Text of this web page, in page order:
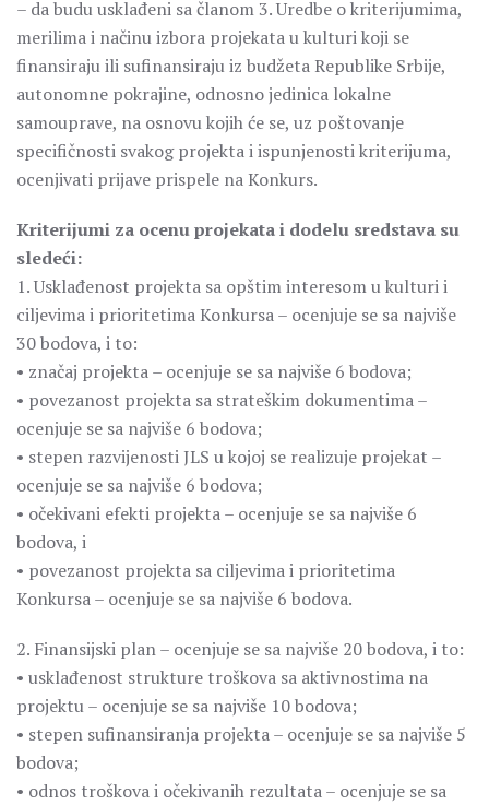
– da budu usklađeni sa članom 3. Uredbe o kriterijumima,
merilima i načinu izbora projekata u kulturi koji se
finansiraju ili sufinansiraju iz budžeta Republike Srbije,
autonomne pokrajine, odnosno jedinica lokalne
samouprave, na osnovu kojih će se, uz poštovanje
specifičnosti svakog projekta i ispunjenosti kriterijuma,
ocenjivati prijave prispele na Konkurs.
Kriterijumi za ocenu projekata i dodelu sredstava su
sledeći:
1. Usklađenost projekta sa opštim interesom u kulturi i
ciljevima i prioritetima Konkursa – ocenjuje se sa najviše
30 bodova, i to:
• značaj projekta – ocenjuje se sa najviše 6 bodova;
• povezanost projekta sa strateškim dokumentima –
ocenjuje se sa najviše 6 bodova;
• stepen razvijenosti JLS u kojoj se realizuje projekat –
ocenjuje se sa najviše 6 bodova;
• očekivani efekti projekta – ocenjuje se sa najviše 6
bodova, i
• povezanost projekta sa ciljevima i prioritetima
Konkursa – ocenjuje se sa najviše 6 bodova.
2. Finansijski plan – ocenjuje se sa najviše 20 bodova, i to:
• usklađenost strukture troškova sa aktivnostima na
projektu – ocenjuje se sa najviše 10 bodova;
• stepen sufinansiranja projekta – ocenjuje se sa najviše 5
bodova;
• odnos troškova i očekivanih rezultata – ocenjuje se sa